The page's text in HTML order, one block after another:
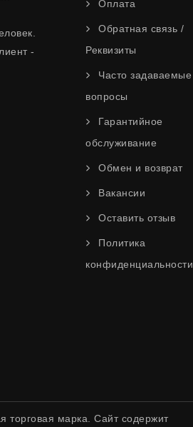
-
Оплата
Обратная связь /
Реквизиты
Часто задаваемые
вопросы
Гарантийное
обслуживание
Обмен и возврат
Вакансии
Оставить отзыв
Политика
конфиденциальности
марка. Сайт содержит